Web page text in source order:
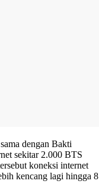
dengan Bakti
sekitar 2.000 BTS
koneksi internet
kencang lagi hingga 8